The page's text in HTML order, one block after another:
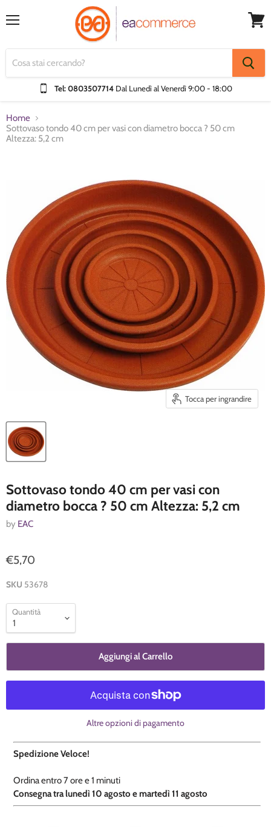
Tel: 0803507714 Dal Lunedì al Venerdì9:00 - 18:00
Home
Sottovaso tondo 40 cm per vasi con diametro bocca ? 50 cm
Altezza: 5,2 cm
Tocca per ingrandire
Sottovaso tondo 40 cm per vasi con
diametro bocca ? 50 cm Altezza: 5,2 cm
by EAC
€5,70
SKU 53678
Quantità
Aggiungi al Carrello
Altre opzioni di pagamento
Spedizione Veloce!
Ordina entro7 ore e1 minuti
​Consegna tra lunedì 10 agosto e martedì 11 agosto